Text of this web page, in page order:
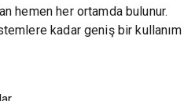
hemen her ortamda bulunur.
kadar geniş bir kullanım